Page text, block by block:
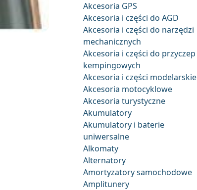
Akcesoria GPS
Akcesoria i części do AGD
Akcesoria i części do narzędzi
mechanicznych
Akcesoria i części do przyczep
kempingowych
Akcesoria i części modelarskie
Akcesoria motocyklowe
Akcesoria turystyczne
Akumulatory
Akumulatory i baterie
uniwersalne
Alkomaty
Alternatory
Amortyzatory samochodowe
Amplitunery